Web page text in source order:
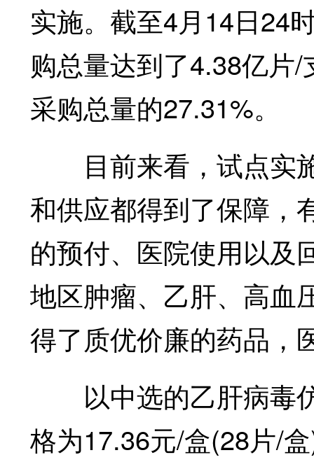
实施。截至4月14日24
购总量达到了4.38亿片
采购总量的27.31%。
目前来看，试点实
和供应都得到了保障，
的预付、医院使用以及
地区肿瘤、乙肝、高血
得了质优价廉的药品，
以中选的乙肝病毒
格为17.36元/盒(28片/